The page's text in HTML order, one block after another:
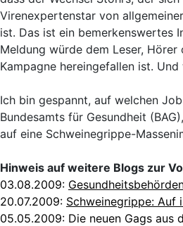
Virenexpertenstar von
ist. Das ist ein bemerkenswertes
Meldung würde dem Leser,
Kampagne hereingefallen ist.
Ich bin gespannt, auf welchen
Bundesamts für Gesundheit
auf eine Schweinegrippe-
Hinweis auf weitere Blogs zur
03.08.2009:
20.07.2009: Schweinegrippe: Auf
05.05.2009: Die neuen Gags aus